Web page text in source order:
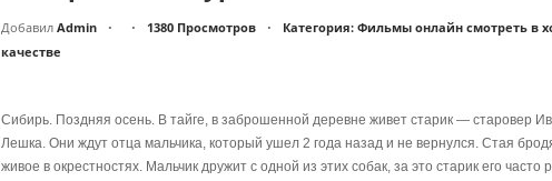
Добавил Admin • • 1380 Просмотров •
Категория: Фильмы онлайн смотреть в
качестве
Сибирь. Поздняя осень. В тайге, в заброшенной деревне живет старик — старовер
Лешка. Они ждут отца мальчика, который ушел 2 года назад и не вернулся. Стая
живое в окрестностях. Мальчик дружит с одной из этих собак, за это старик его часто